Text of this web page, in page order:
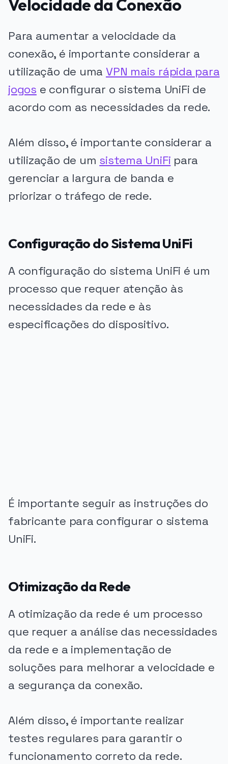
Velocidade da Conexão
Para aumentar a velocidade da
conexão, é importante considerar a
utilização de uma VPN mais rápida para
jogos e configurar o sistema UniFi de
acordo com as necessidades da rede.
Além disso, é importante considerar a
utilização de um sistema UniFi para
gerenciar a largura de banda e
priorizar o tráfego de rede.
Configuração do Sistema UniFi
A configuração do sistema UniFi é um
processo que requer atenção às
necessidades da rede e às
especificações do dispositivo.
É importante seguir as instruções do
fabricante para configurar o sistema
UniFi.
Otimização da Rede
A otimização da rede é um processo
que requer a análise das necessidades
da rede e a implementação de
soluções para melhorar a velocidade e
a segurança da conexão.
Além disso, é importante realizar
testes regulares para garantir o
funcionamento correto da rede.